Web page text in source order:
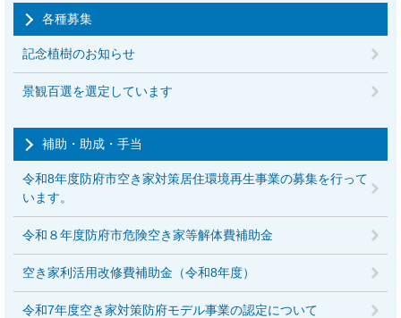
各種募集
記念植樹のお知らせ
景観百選を選定しています
補助・助成・手当
令和8年度防府市空き家対策居住環境再生事業の募集を行って
います。
令和８年度防府市危険空き家等解体費補助金
空き家利活用改修費補助金（令和8年度）
令和7年度空き家対策防府モデル事業の認定について